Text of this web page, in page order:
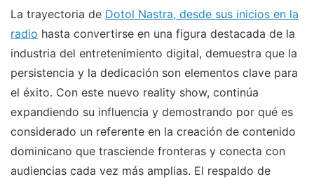
La trayectoria de Dotol Nastra, desde sus inicios en la
radio hasta convertirse en una figura destacada de la
industria del entretenimiento digital, demuestra que la
persistencia y la dedicación son elementos clave para
el éxito. Con este nuevo reality show, continúa
expandiendo su influencia y demostrando por qué es
considerado un referente en la creación de contenido
dominicano que trasciende fronteras y conecta con
audiencias cada vez más amplias. El respaldo de